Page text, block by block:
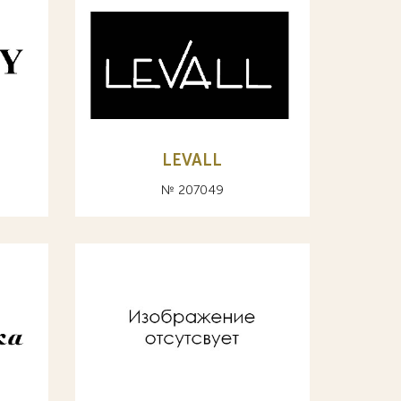
LEVALL
№ 207049